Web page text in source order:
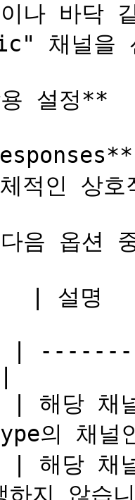
나 바닥
채널을
설정**
적인 상
음 옵션
| 설명
|
당 채널
의 채
당 채널
하지